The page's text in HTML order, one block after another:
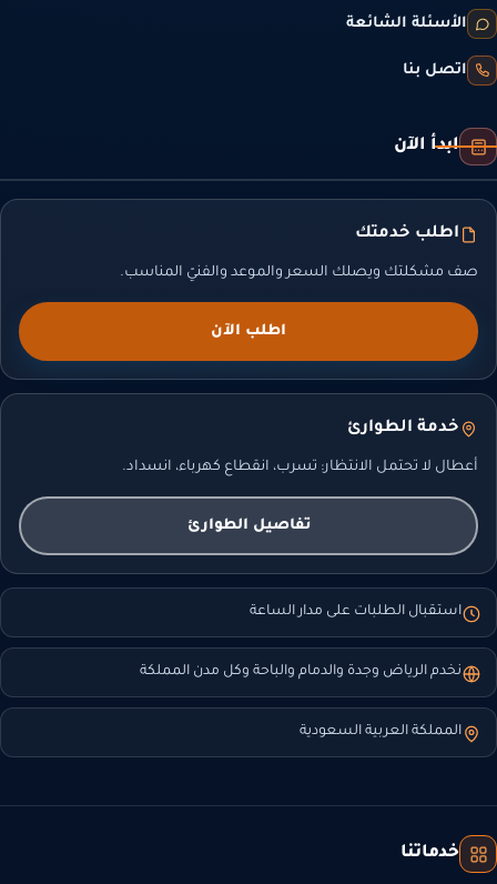
الأسئلة الشائعة
اتصل بنا
ابدأ الآن
اطلب خدمتك
صف مشكلتك ويصلك السعر والموعد والفنيّ المناسب.
اطلب الآن
خدمة الطوارئ
أعطال لا تحتمل الانتظار: تسرب، انقطاع كهرباء، انسداد.
تفاصيل الطوارئ
استقبال الطلبات على مدار الساعة
نخدم الرياض وجدة والدمام والباحة وكل مدن المملكة
المملكة العربية السعودية
خدماتنا